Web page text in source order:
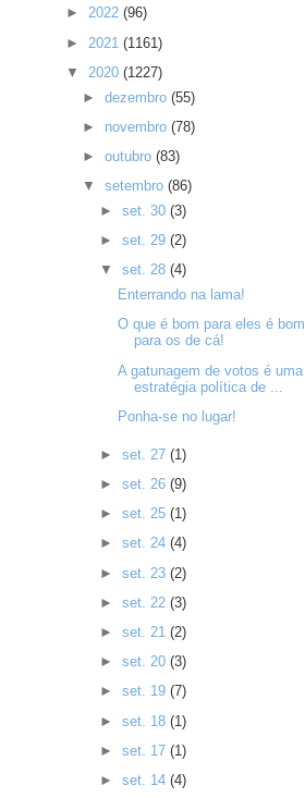
► 2022 (96)
► 2021 (1161)
▼ 2020 (1227)
►dezembro(55)
► novembro(78)
►outubro(83)
▼setembro(86)
► set. 30 (3)
► set. 29 (2)
▼ set. 28 (4)
Enterrando na lama!
O que é bom para eles é bom
para os de cá!
A gatunagem de votos é uma
estratégia política de ...
Ponha-se no lugar!
► set. 27 (1)
► set. 26 (9)
► set. 25 (1)
► set. 24 (4)
► set. 23 (2)
► set. 22 (3)
► set. 21 (2)
► set. 20 (3)
► set. 19 (7)
► set. 18 (1)
► set. 17 (1)
► set. 14 (4)